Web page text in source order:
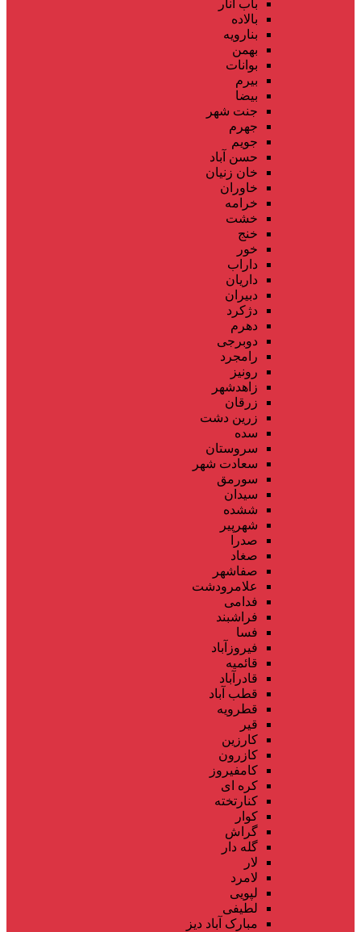
باب انار
بالاده
بنارویه
بهمن
بوانات
بیرم
بیضا
جنت شهر
جهرم
جویم
حسن آباد
خان زنیان
خاوران
خرامه
خشت
خنج
خور
داراب
داریان
دبیران
دژکرد
دهرم
دوبرجی
رامجرد
رونیز
زاهدشهر
زرقان
زرین دشت
سده
سروستان
سعادت شهر
سورمق
سیدان
ششده
شهرپیر
صدرا
صغاد
صفاشهر
علامرودشت
فدامی
فراشبند
فسا
فیروزآباد
قائمیه
قادرآباد
قطب آباد
قطرویه
قیر
کارزین
کازرون
کامفیروز
کره ای
کنارتخته
کوار
گراش
گله دار
لار
لامرد
لپویی
لطیفی
مبارک آباد دیز